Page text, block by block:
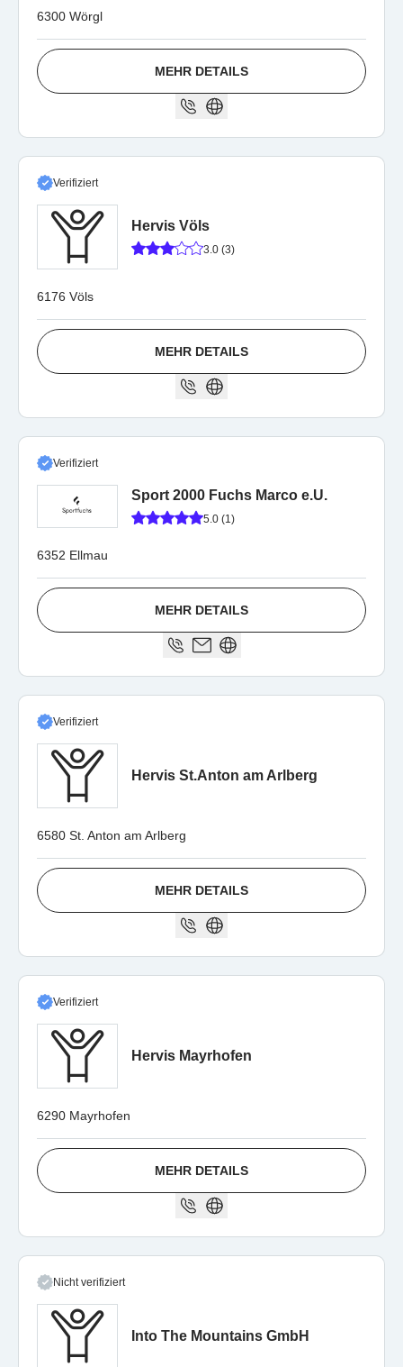
6300 Wörgl
MEHR DETAILS
Verifiziert
Hervis Völs
3.0 (3)
6176 Völs
MEHR DETAILS
Verifiziert
Sport 2000 Fuchs Marco e.U.
5.0 (1)
6352 Ellmau
MEHR DETAILS
Verifiziert
Hervis St.Anton am Arlberg
6580 St. Anton am Arlberg
MEHR DETAILS
Verifiziert
Hervis Mayrhofen
6290 Mayrhofen
MEHR DETAILS
Nicht verifiziert
Into The Mountains GmbH